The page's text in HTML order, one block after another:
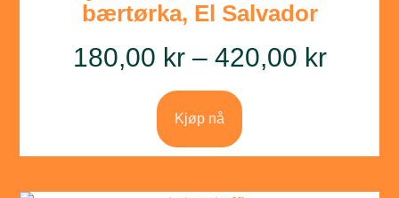
bærtørka, El Salvador
180,00 kr – 420,00 kr
Kjøp nå